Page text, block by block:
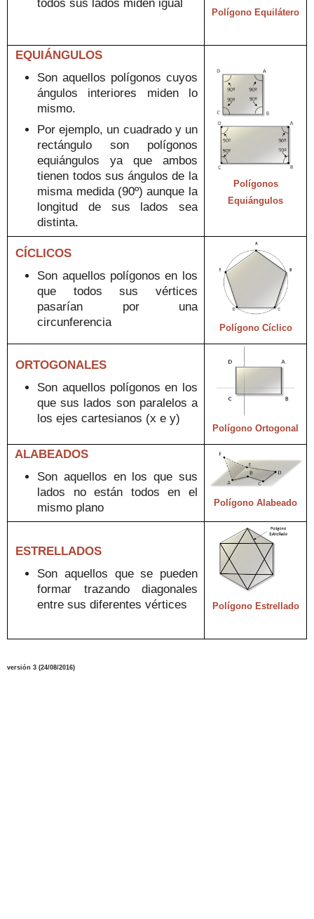
todos sus lados miden igual
Polígono Equilátero
EQUIÁNGULOS
Son aquellos polígonos cuyos
ángulos interiores miden lo
mismo.
Por ejemplo, un cuadrado y un
rectángulo son polígonos
equiángulos ya que ambos
tienen todos sus ángulos de la
misma medida (90º) aunque la
longitud de sus lados sea
distinta.
Polígonos
Equiángulos
CÍCLICOS
Son aquellos polígonosen los
que todos sus vértices
pasarían por una
circunferencia
Polígono Cíclico
ORTOGONALES
Son aquellos polígonosen los
quesus lados son paralelos a
los ejes cartesianos (x e y)
Polígono Ortogonal
ALABEADOS
Son aquellos en los que sus
lados no están todos en el
mismo plano
Polígono Alabeado
ESTRELLADOS
Son aquellos quese pueden
formar trazando diagonales
entre sus diferentes vértices
Polígono Estrellado
versión 3 (24/08/2016)